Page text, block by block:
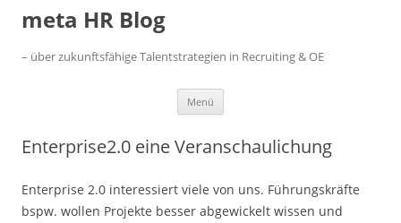
meta HR Blog
– über zukunftsfähige Talentstrategien in Recruiting & OE
Menü
Enterprise2.0 eine Veranschaulichung
Enterprise 2.0 interessiert viele von uns. Führungskräfte
bspw. wollen Projekte besser abgewickelt wissen und